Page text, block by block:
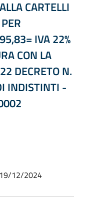
CARTELLI
IVA 22%
CON LA
DECRETO N.
INDISTINTI -
19/12/2024